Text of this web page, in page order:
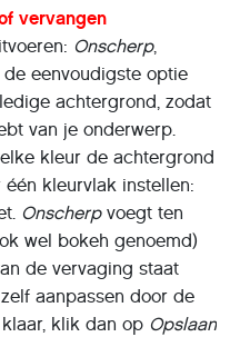
vervangen
Onscherp,
de eenvoudigste optie
achtergrond, zodat
van je onderwerp.
kleur de achtergrond
kleurvlak instellen:
Onscherpvoegt ten
wel bokeh genoemd)
de vervaging staat
aanpassen door de
klik dan op Opslaan